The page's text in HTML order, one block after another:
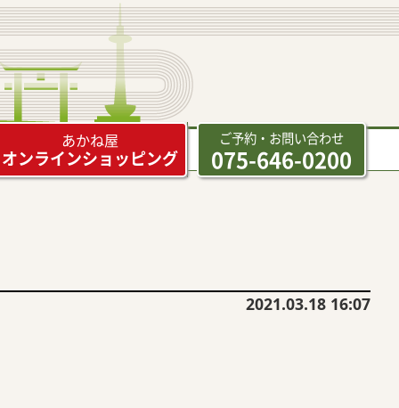
あかね屋
オンラインショッピング
ご予約・お問い合わせ
075-646-0200
2021.03.18 16:07